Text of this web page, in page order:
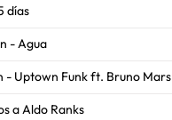
días
- Agua
- Uptown Funk ft. Bruno Mars
a Aldo Ranks